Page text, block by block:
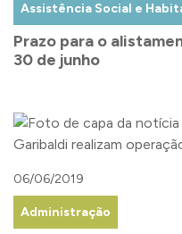
Assistência Social e
Prazo para o
30 de junho
06/06/2019
Administração